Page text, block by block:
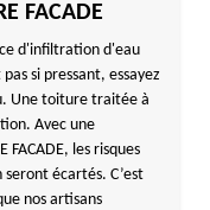
FACADE
d'infiltration d'eau
si pressant, essayez
Une toiture traitée à
Avec une
FACADE, les risques
écartés. C’est
nos artisans